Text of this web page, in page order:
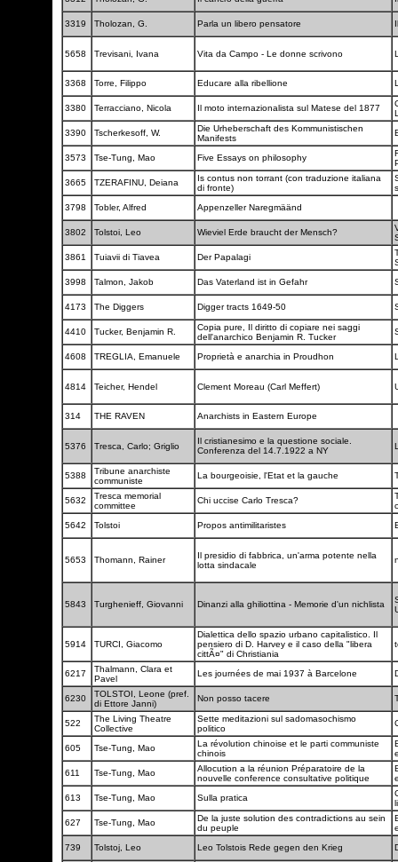
3319 Tholozan, G. Parla un libero pensatore
5658 Trevisani, Ivana Vita da Campo - Le donne scrivono
3368 Torre, Filippo Educare alla ribellione
3380 Terracciano, Nicola Il moto internazionalista sul Matese del 1877
3390
Tscherkesoff, W.
Die Urheberschaft des Kommunistischen
Manifests
3573 Tse-Tung, Mao Five Essays on philosophy
3665
TZERAFINU, Deiana
Is contus non torrant (con traduzione italiana
di fronte)
3798
Tobler, Alfred Appenzeller Naregmäänd
3802 Tolstoi, Leo Wieviel Erde braucht der Mensch?
3861
Tuiavii di Tiavea Der Papalagi
3998
Talmon, Jakob Das Vaterland ist in Gefahr
4173 The Diggers Digger tracts 1649-50
4410 Tucker, Benjamin R.
Copia pure, Il diritto di copiare nei saggi
dell'anarchico Benjamin R. Tucker
4608 TREGLIA, Emanuele Proprietà e anarchia in Proudhon
4814 Teicher, Hendel Clement Moreau (Carl Meffert)
314 THE RAVEN Anarchists in Eastern Europe
5376 Tresca, Carlo; Griglio
Il cristianesimo e la questione sociale.
Conferenza del 14.7.1922 a NY
5388
Tribune anarchiste
communiste
La bourgeoisie, l'Etat et la gauche
5632
Tresca memorial
committee
Chi uccise Carlo Tresca?
5642
Tolstoi Propos antimilitaristes
5653 Thomann, Rainer
Il presidio di fabbrica, un'arma potente nella
lotta sindacale
5843 Turghenieff, Giovanni Dinanzi alla ghiliottina - Memorie d'un nichlista
5914 TURCI, Giacomo
Dialettica dello spazio urbano capitalistico. Il
pensiero di D. Harvey e il caso della "libera
cittÃ¤" di Christiania
6217
Thalmann, Clara et
Pavel
Les journées de mai 1937 à Barcelone
6230
TOLSTOI, Leone (pref.
di Ettore Janni)
Non posso tacere
522
The Living Theatre
Collective
Sette meditazioni sul sadomasochismo
politico
605 Tse-Tung, Mao
La révolution chinoise et le parti communiste
chinois
611
Tse-Tung, Mao
Allocution a la réunion Préparatoire de la
nouvelle conference consultative politique
613
Tse-Tung, Mao Sulla pratica
627
Tse-Tung, Mao
De la juste solution des contradictions au sein
du peuple
739
Tolstoj, Leo Leo Tolstois Rede gegen den Krieg